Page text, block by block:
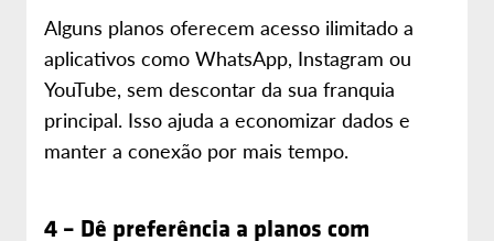
Alguns planos oferecem acesso ilimitado a
aplicativos como WhatsApp, Instagram ou
YouTube, sem descontar da sua franquia
principal. Isso ajuda a economizar dados e
manter a conexão por mais tempo.
4 – Dê preferência a planos com